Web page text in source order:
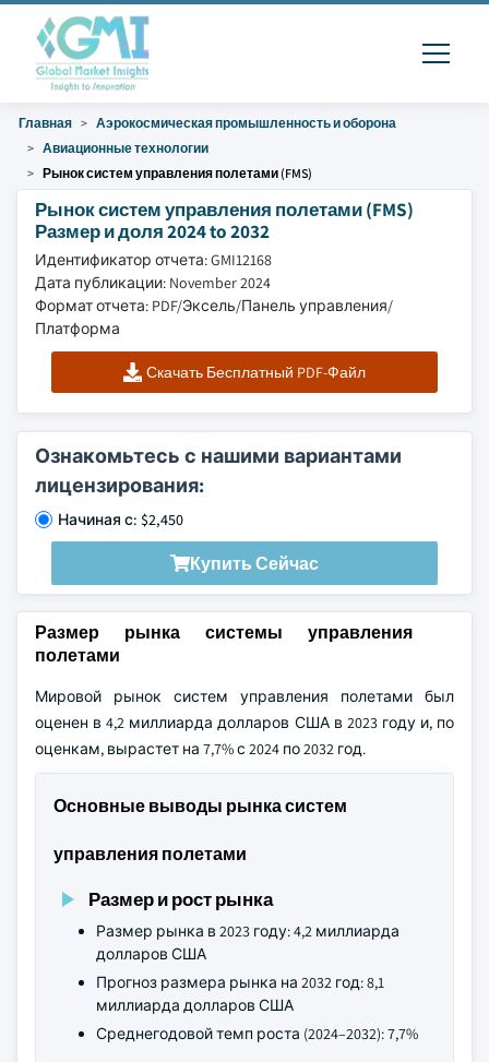
Главная
Аэрокосмическая промышленность и оборона
Авиационные технологии
Рынок систем управления полетами (FMS)
Рынок систем управления полетами (FMS)
Размер и доля 2024 to 2032
Идентификатор отчета: GMI12168
Дата публикации: November 2024
Формат отчета: PDF/Эксель/Панель управления/
Платформа
Скачать Бесплатный PDF-Файл
Ознакомьтесь с нашими вариантами
лицензирования:
Начиная с: $2,450
Купить Сейчас
Размер рынка системы управления
полетами
Мировой рынок систем управления полетами был
оценен в 4,2 миллиарда долларов США в 2023 году и, по
оценкам, вырастет на 7,7% с 2024 по 2032 год.
Основные выводы рынка систем
управления полетами
Размер и рост рынка
Размер рынка в 2023 году: 4,2 миллиарда
долларов США
Прогноз размера рынка на 2032 год: 8,1
миллиарда долларов США
Среднегодовой темп роста (2024–2032): 7,7%